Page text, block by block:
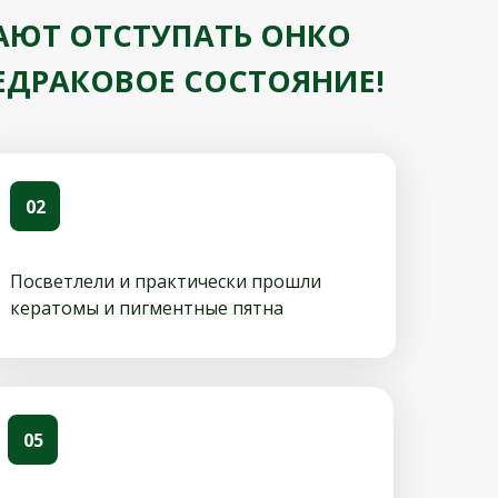
Посветлели и практически прошли
кератомы и пигментные пятна
02
05
ОТСТУПАТЬ ОНКО
СОСТОЯНИЕ!